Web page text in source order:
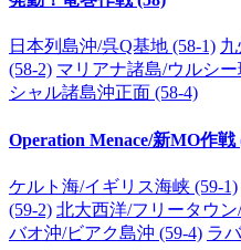
日本列島沖/呉Q基地 (58-1)
(58-2) マリアナ諸島/ウルシー
シャル諸島沖正面 (58-4)
Operation Menace/新MO作戦
ケルト海/イギリス海峡 (59-1)
(59-2) 北大西洋/フリータウン
バオ沖/ビアク島沖 (59-4) ラ